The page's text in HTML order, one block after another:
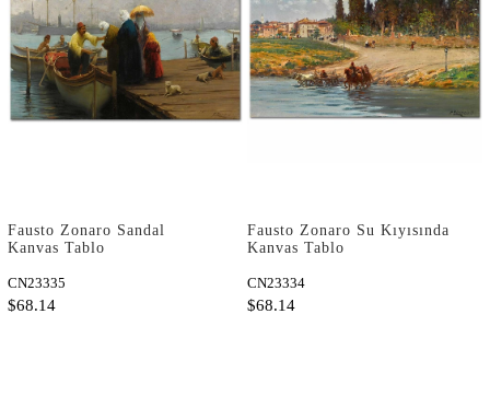
Fausto Zonaro Sandal
Kanvas Tablo
CN23335
$68.14
Fausto Zonaro Su Kıyısında
Kanvas Tablo
CN23334
$68.14